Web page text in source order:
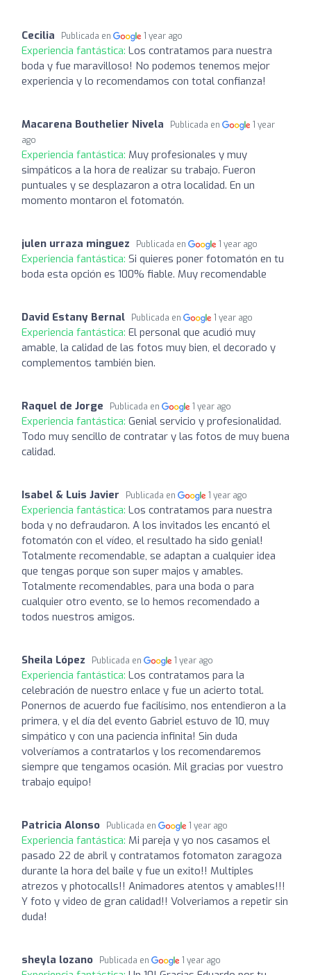
Cecilia Publicada en 1 year ago
Experiencia fantástica: Los contratamos para nuestra
boda y fue maravilloso! No podemos tenemos mejor
experiencia y lo recomendamos con total confianza!
Macarena Bouthelier Nivela Publicada en
1 year
ago
Experiencia fantástica: Muy profesionales y muy
simpáticos a la hora de realizar su trabajo. Fueron
puntuales y se desplazaron a otra localidad. En un
momento montaron el fotomatón.
julen urraza minguez Publicada en 1 year ago
Experiencia fantástica: Si quieres poner fotomatón en tu
boda esta opción es 100% fiable. Muy recomendable
David Estany Bernal Publicada en 1 year ago
Experiencia fantástica: El personal que acudió muy
amable, la calidad de las fotos muy bien, el decorado y
complementos también bien.
Raquel de Jorge Publicada en 1 year ago
Experiencia fantástica: Genial servicio y profesionalidad.
Todo muy sencillo de contratar y las fotos de muy buena
calidad.
Isabel & Luis Javier Publicada en 1 year ago
Experiencia fantástica: Los contratamos para nuestra
boda y no defraudaron. A los invitados les encantó el
fotomatón con el vídeo, el resultado ha sido genial!
Totalmente recomendable, se adaptan a cualquier idea
que tengas porque son super majos y amables.
Totalmente recomendables, para una boda o para
cualquier otro evento, se lo hemos recomendado a
todos nuestros amigos.
Sheila López Publicada en 1 year ago
Experiencia fantástica: Los contratamos para la
celebración de nuestro enlace y fue un acierto total.
Ponernos de acuerdo fue facilísimo, nos entendieron a la
primera, y el día del evento Gabriel estuvo de 10, muy
simpático y con una paciencia infinita! Sin duda
volveríamos a contratarlos y los recomendaremos
siempre que tengamos ocasión. Mil gracias por vuestro
trabajo equipo!
Patricia Alonso Publicada en 1 year ago
Experiencia fantástica: Mi pareja y yo nos casamos el
pasado 22 de abril y contratamos fotomaton zaragoza
durante la hora del baile y fue un exito!! Multiples
atrezos y photocalls!! Animadores atentos y amables!!!
Y foto y video de gran calidad!! Volveriamos a repetir sin
duda!
sheyla lozano Publicada en 1 year ago